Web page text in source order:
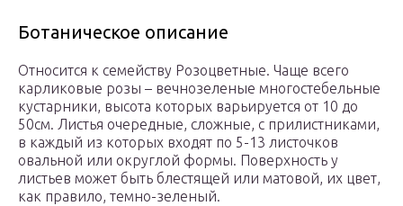
Ботаническое описание
Относится к семейству Розоцветные. Чаще всего
карликовые розы – вечнозеленые многостебельные
кустарники, высота которых варьируется от 10 до
50см. Листья очередные, сложные, с прилистниками,
в каждый из которых входят по 5-13 листочков
овальной или округлой формы. Поверхность у
листьев может быть блестящей или матовой, их цвет,
как правило, темно-зеленый.